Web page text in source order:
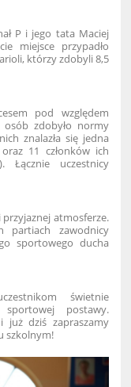
P i jego tata Maciej
miejsce przypadło
którzy zdobyli 8,5
pod względem
zdobyło normy
znalazła się jedna
11 członków ich
Łącznie uczestnicy
przyjaznej atmosferze.
partiach zawodnicy
sportowego ducha
świetnie
postawy.
już dziś zapraszamy
szkolnym!